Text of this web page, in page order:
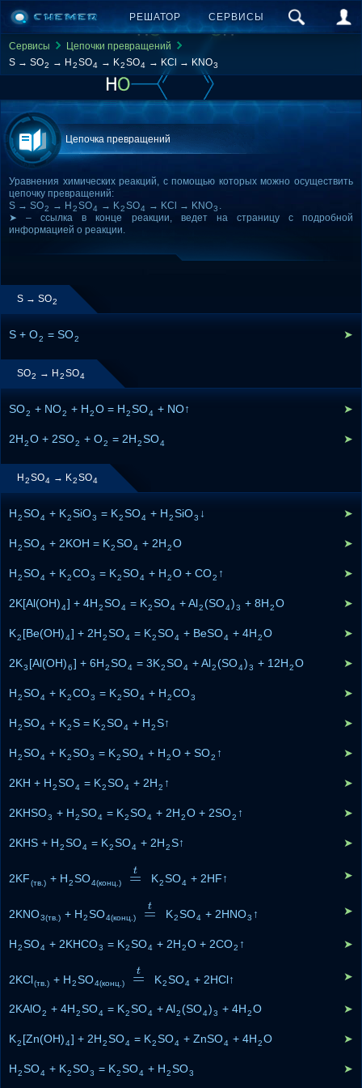
РЕШАТОР СЕРВИСЫ
Сервисы
Цепочки превращений
S → SO2 → H 2SO4 → K2SO4 → KCl → KNO3
Цепочка превращений
Уравнения химических реакций, с помощью которых можно осуществить
цепочку превращений:
S → SO2 → H 2SO4 → K2SO4 → KCl → KNO3 .
➤ – ссылка в конце реакции, ведет на страницу с подробной
информацией о реакции.
S → SO2
S + O2 = SO2 ➤
SO2 → H 2SO4
SO2 + NO2 + H2O = H2SO4 + NO↑ ➤
2H2O + 2SO2 + O2 = 2H2SO4 ➤
H 2SO4 → K2SO4
H2SO4 + K2SiO3 = K2SO4 + H2SiO3 ↓ ➤
H2SO4 + 2KOH = K2SO4 + 2H2O ➤
H2SO4 + K2CO3 = K2SO4 + H2O + CO2 ↑ ➤
2K[Al(OH)4] + 4H2SO4 = K2SO4 + Al2 (SO4)3 + 8H2O ➤
K2 [Be(OH)4] + 2H2SO4 = K2SO4 + BeSO4 + 4H2O ➤
2K3 [Al(OH)6] + 6H2SO4 = 3K2SO4 + Al2 (SO4)3 + 12H2O ➤
H2SO4 + K2CO3 = K2SO4 + H2CO3 ➤
H2SO4 + K2S = K2SO4 + H2S↑ ➤
H2SO4 + K2SO3 = K2SO4 + H2O + SO2 ↑ ➤
2KH + H2SO4 = K2SO4 + 2H2 ↑ ➤
2KHSO3 + H2SO4 = K2SO4 + 2H2O + 2SO2 ↑ ➤
2KHS + H2SO4 = K2SO4 + 2H2S↑ ➤
2KF(тв.) + H2SO4(конц.) =
t
=t K2 SO4 + 2HF↑ ➤
2KNO3(тв.) + H2SO4(конц.) =
t
=t K2 SO4 + 2HNO3 ↑ ➤
H2SO4 + 2KHCO3 = K2SO4 + 2H2O + 2CO2 ↑ ➤
2KCl(тв.) + H2SO4(конц.) =
t
=t K2 SO4 + 2HCl↑ ➤
2KAlO2 + 4H2SO4 = K2SO4 + Al2 (SO4)3 + 4H2O ➤
K2 [Zn(OH)4] + 2H2SO4 = K2SO4 + ZnSO4 + 4H2O ➤
H2SO4 + K2SO3 = K2SO4 + H2SO3 ➤